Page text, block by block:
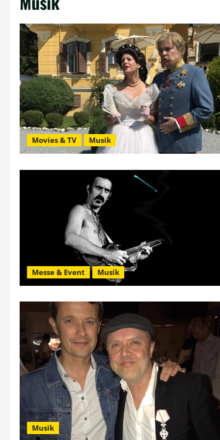
Movies & TV Musik
Messe & Event Musik
Musik